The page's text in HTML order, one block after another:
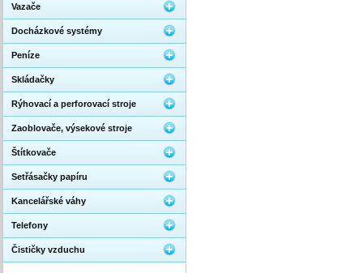
Vazače
Docházkové systémy
Peníze
Skládačky
Rýhovací a perforovací stroje
Zaoblovače, výsekové stroje
Štítkovače
Setřásačky papíru
Kancelářské váhy
Telefony
Čističky vzduchu